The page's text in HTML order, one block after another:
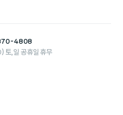
4808
,일 공휴일 휴무